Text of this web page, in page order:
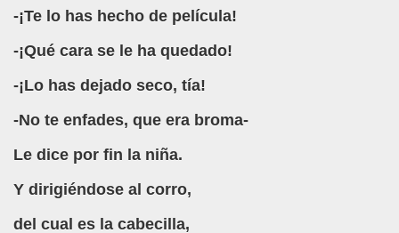
-¡Te lo has hecho de película!
-¡Qué cara se le ha quedado!
-¡Lo has dejado seco, tía!
-No te enfades, que era broma-
Le dice por fin la niña.
Y dirigiéndose al corro,
del cual es la cabecilla,